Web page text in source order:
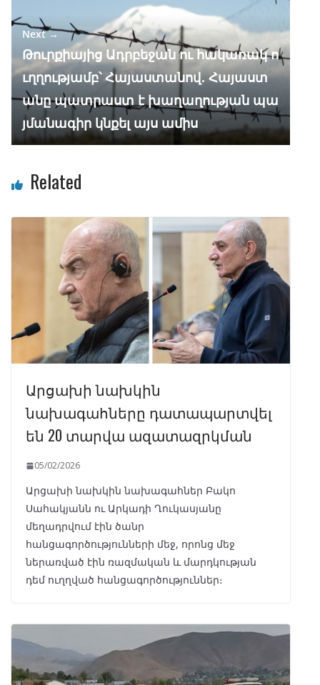
Next →
Թուրքիայից Ադրբեջան ու հակառակ ո
ւղղությամբ՝ Հայաստանով․ Հայաստ
անը պատրաստ է խաղաղության պա
յմանագիր կնքել այս ամիս
Related
Արցախի նախկին
նախագահները դատապարտվել
են 20 տարվա ազատազրկման
05/02/2026
Արցախի նախկին նախագահներ Բակո
Սահակյանն ու Արկադի Ղուկասյանը
մեղադրվում էին ծանր
հանցագործությունների մեջ, որոնց մեջ
ներառված էին ռազմական և մարդկության
դեմ ուղղված հանցագործություններ։